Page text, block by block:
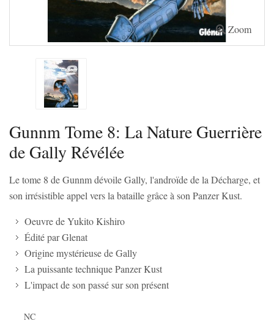
Zoom
Gunnm Tome 8: La Nature Guerrière
de Gally Révélée
Le tome 8 de Gunnm dévoile Gally, l'androïde de la Décharge, et
son irrésistible appel vers la bataille grâce à son Panzer Kust.
Oeuvre de Yukito Kishiro
Édité par Glenat
Origine mystérieuse de Gally
La puissante technique Panzer Kust
L'impact de son passé sur son présent
NC